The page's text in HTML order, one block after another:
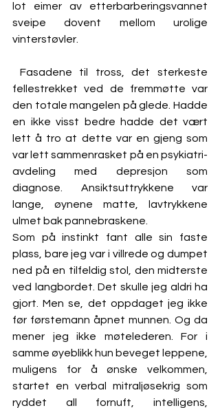
lot eimer av etterbarberingsvannet
sveipe dovent mellom urolige
vinterstøvler.
fellestrekket ved de fremmøtte var
den totale mangelen på glede. Hadde
en ikke visst bedre hadde det vært
lett å tro at dette var en gjeng som
var lett sammenrasket på en psykiatri-
avdeling med depresjon som
diagnose. Ansiktsuttrykkene var
lange, øynene matte, lavtrykkene
ulmet bak pannebraskene.
Som på instinkt fant alle sin faste
plass, bare jeg var i villrede og dumpet
ned på en tilfeldig stol, den midterste
ved langbordet. Det skulle jeg aldri ha
gjort. Men se, det oppdaget jeg ikke
før førstemann åpnet munnen. Og da
mener jeg ikke møtelederen. For i
samme øyeblikk hun beveget leppene,
muligens for å ønske velkommen,
startet en verbal mitraljøsekrig som
ryddet all fornuft, intelligens,